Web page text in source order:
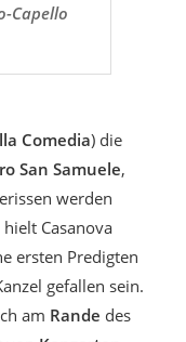
Capello
Comedia) die
San Samuele,
werden
hielt Casanova
ersten Predigten
gefallen sein.
am Rande des